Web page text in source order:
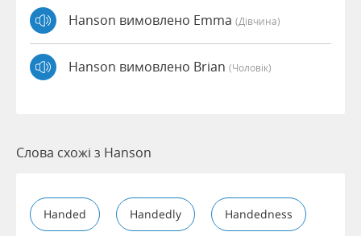
Hanson вимовлено Emma (дівчина)
Hanson вимовлено Brian (чоловік)
Слова схожі з Hanson
Handed Handedly Handedness